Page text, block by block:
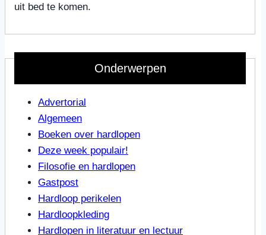
uit bed te komen.
Onderwerpen
Advertorial
Algemeen
Boeken over hardlopen
Deze week populair!
Filosofie en hardlopen
Gastpost
Hardloop perikelen
Hardloopkleding
Hardlopen in literatuur en lectuur